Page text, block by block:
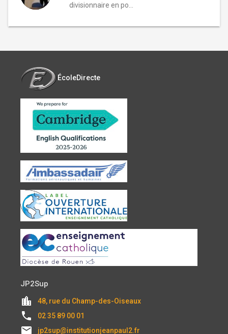
divisionnaire en po...
ÉcoleDirecte
JP2Sup
location_city 48, rue du Champ-des-Oiseaux
local_phone 02 35 89 00 01
email jp2sup@institutionjeanpaul2.fr